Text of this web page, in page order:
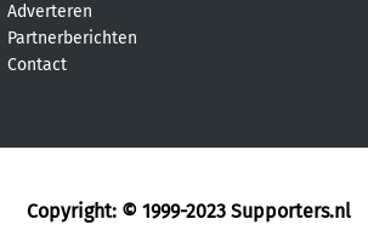
Adverteren
Partnerberichten
Contact
Copyright: © 1999-2023 Supporters.nl